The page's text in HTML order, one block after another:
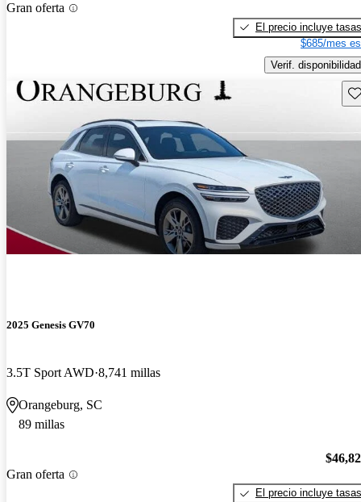
Gran oferta
El precio incluye tasas
$685/mes
Verif. disponibilidad
2025 Genesis GV70
3.5T Sport AWD 8,741 millas
Orangeburg, SC
89 millas
Gran oferta
El precio incluye tasas